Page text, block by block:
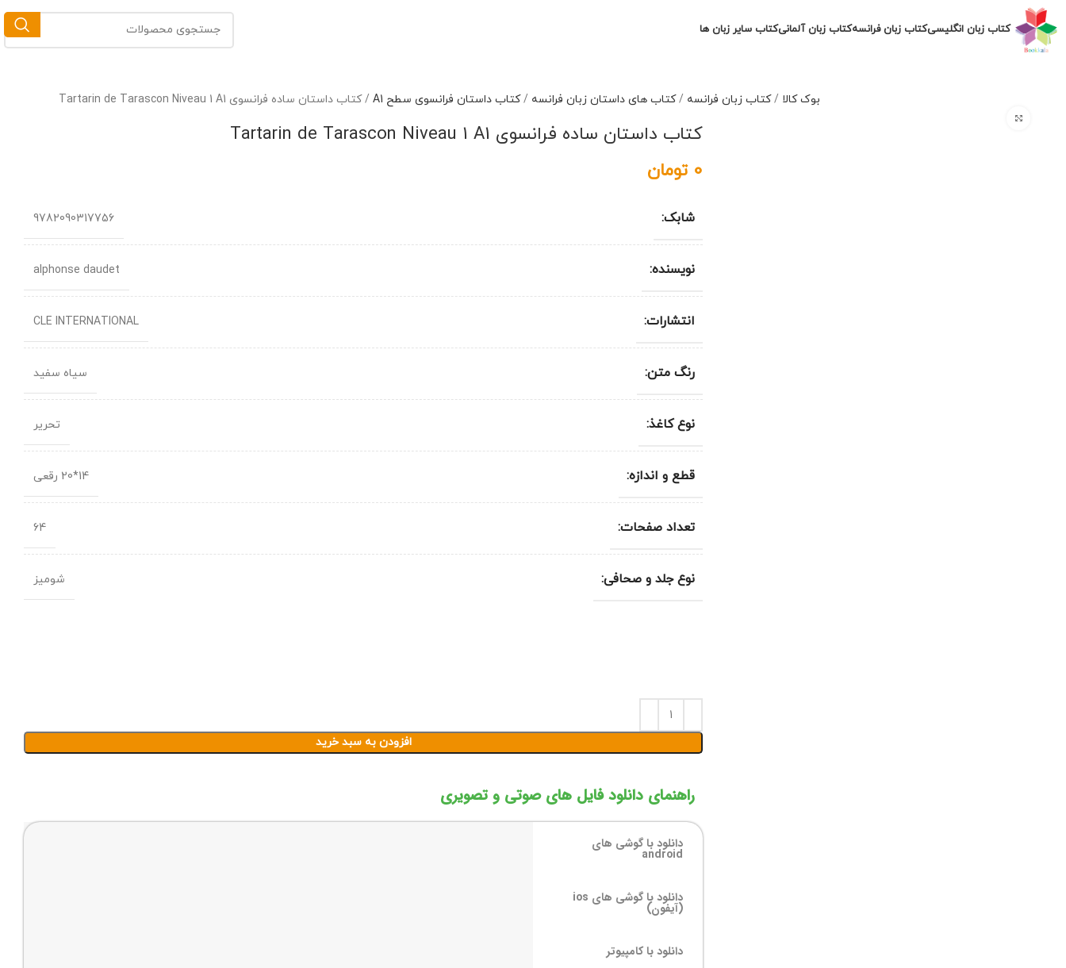
کتاب زبان انگلیسیکتاب زبان فرانسهکتاب زبان آلمانیکتاب سایر زبان ها
بوک کالا /کتاب زبان فرانسه /کتاب های داستان زبان فرانسه /کتاب داستان فرانسوی سطح A1 /کتاب داستان ساده فرانسوی Tartarin de Tarascon Niveau 1 A1
کتاب داستان ساده فرانسوی Tartarin de Tarascon Niveau 1 A1
0 تومان
شابک: 9782090317756
نویسنده: alphonse daudet
انتشارات: CLE INTERNATIONAL
رنگ متن: سیاه سفید
نوع کاغذ: تحریر
قطع و اندازه: 14*20 رقعی
تعداد صفحات: 64
نوع جلد و صحافی: شومیز
افزودن به سبد خرید
راهنمای دانلود فایل های صوتی و تصویری
دانلود با گوشی های
android
دانلود با گوشی های ios
(آیفون)
دانلود با کامپیوتر